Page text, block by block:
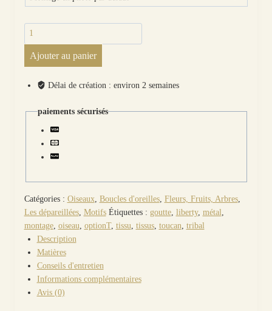
quantité
de
boucles
d'oreilles Toucan
Eustacia
Ajouter au panier
Délai de création : environ 2 semaines
paiements sécurisés
Catégories : Oiseaux, Boucles d'oreilles, Fleurs, Fruits, Arbres,
Les dépareillées, Motifs Étiquettes : goutte, liberty, métal,
montage, oiseau, optionT, tissu, tissus, toucan, tribal
Description
Matières
Conseils d'entretien
Informations complémentaires
Avis (0)